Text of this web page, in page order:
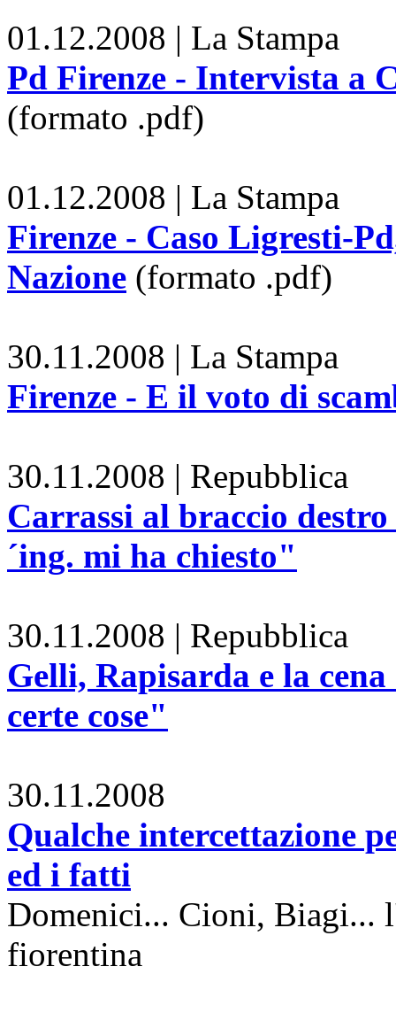
01.12.2008 | La Stampa
Pd Firenze - Intervista a
(formato .pdf)
01.12.2008 | La Stampa
Firenze - Caso Ligresti-
Nazione (formato .pdf)
30.11.2008 | La Stampa
Firenze - E il voto di
30.11.2008 | Repubblica
Carrassi al braccio
´ing. mi ha chiesto"
30.11.2008 | Repubblica
Gelli, Rapisarda e la
certe cose"
30.11.2008
Qualche intercettazione
ed i fatti
Domenici... Cioni, Biagi...
fiorentina